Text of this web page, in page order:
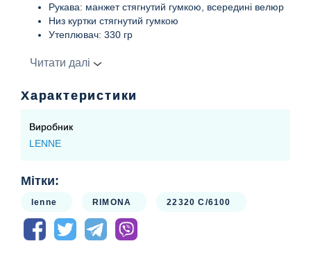
Рукава: манжет стягнутий гумкою, всередині велюр
Низ куртки стягнутий гумкою
Утеплювач: 330 гр
Напівкомбінезон
прямий, всередині снігозахист на гумці, регуліется
Застібка: блискавка
Підкладка - 100% поліестр
Читати далі
Характеристики
Виробник
LENNE
Мітки:
lenne RIMONA 22320 С/6100